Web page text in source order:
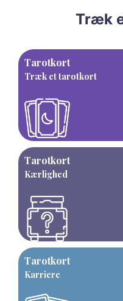
Træk
Tarotkort
Træk et tarotkort
Tarotkort
Kærlighed
Tarotkort
Karriere